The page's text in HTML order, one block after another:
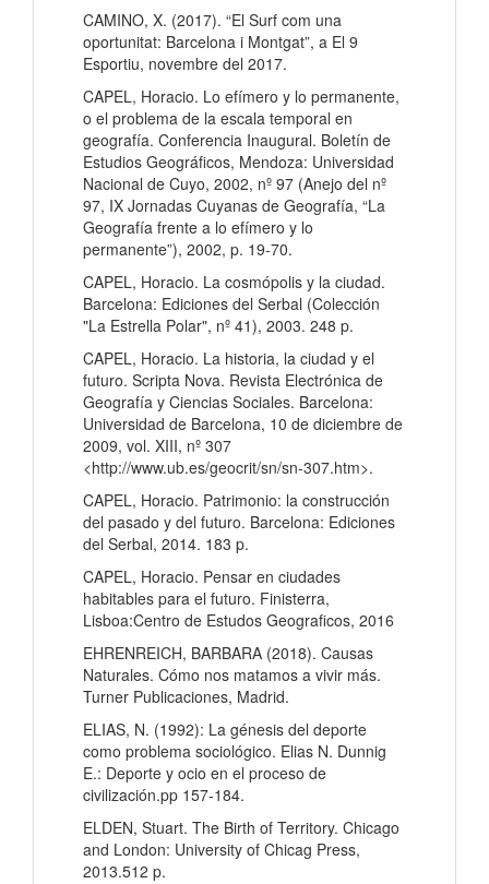
CAMINO, X. (2017). “El Surf com una
oportunitat: Barcelona i Montgat”, a El 9
Esportiu, novembre del 2017.
CAPEL, Horacio. Lo efímero y lo permanente,
o el problema de la escala temporal en
geografía. Conferencia Inaugural. Boletín de
Estudios Geográficos, Mendoza: Universidad
Nacional de Cuyo, 2002, nº 97 (Anejo del nº
97, IX Jornadas Cuyanas de Geografía, “La
Geografía frente a lo efímero y lo
permanente”), 2002, p. 19-70.
CAPEL, Horacio. La cosmópolis y la ciudad.
Barcelona: Ediciones del Serbal (Colección
"La Estrella Polar", nº 41), 2003. 248 p.
CAPEL, Horacio. La historia, la ciudad y el
futuro. Scripta Nova. Revista Electrónica de
Geografía y Ciencias Sociales. Barcelona:
Universidad de Barcelona, 10 de diciembre de
2009, vol. XIII, nº 307
<http://www.ub.es/geocrit/sn/sn-307.htm>.
CAPEL, Horacio. Patrimonio: la construcción
del pasado y del futuro. Barcelona: Ediciones
del Serbal, 2014. 183 p.
CAPEL, Horacio. Pensar en ciudades
habitables para el futuro. Finisterra,
Lisboa:Centro de Estudos Geograficos, 2016
EHRENREICH, BARBARA (2018). Causas
Naturales. Cómo nos matamos a vivir más.
Turner Publicaciones, Madrid.
ELIAS, N. (1992): La génesis del deporte
como problema sociológico. Elias N. Dunnig
E.: Deporte y ocio en el proceso de
civilización.pp 157-184.
ELDEN, Stuart. The Birth of Territory. Chicago
and London: University of Chicag Press,
2013.512 p.